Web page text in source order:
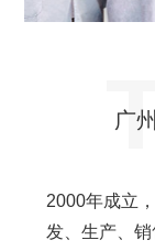
广
2000年成立
发、生产、销